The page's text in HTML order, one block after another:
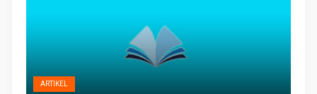
ARTIKEL